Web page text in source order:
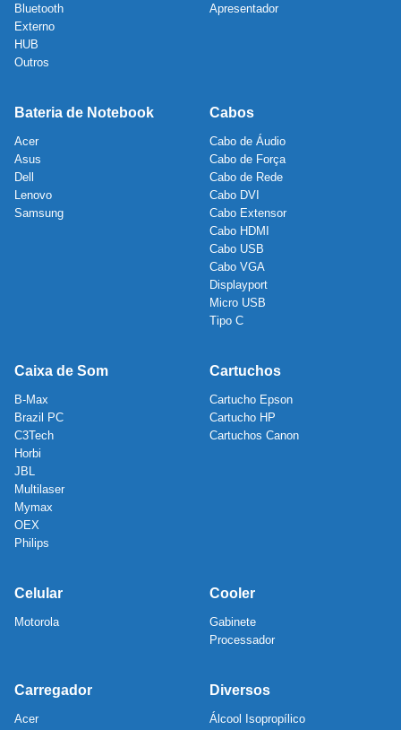
Bluetooth
Externo
HUB
Outros
Apresentador
Bateria de Notebook
Acer
Asus
Dell
Lenovo
Samsung
Cabos
Cabo de Áudio
Cabo de Força
Cabo de Rede
Cabo DVI
Cabo Extensor
Cabo HDMI
Cabo USB
Cabo VGA
Displayport
Micro USB
Tipo C
Caixa de Som
B-Max
Brazil PC
C3Tech
Horbi
JBL
Multilaser
Mymax
OEX
Philips
Cartuchos
Cartucho Epson
Cartucho HP
Cartuchos Canon
Celular
Motorola
Cooler
Gabinete
Processador
Carregador
Acer
Diversos
Álcool Isopropílico